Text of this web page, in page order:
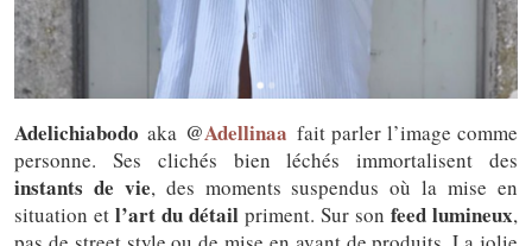
Adelichiabodoaka @Adellinaa fait parler l’image comme
personne. Ses clichés bien léchés immortalisent des
instants de vie, des moments suspendus où la mise en
situation et l’art du détail priment. Sur son feed lumineux,